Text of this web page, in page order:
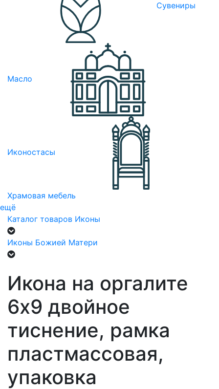
Сувениры
Масло
Иконостасы
Храмовая мебель
ещё
Каталог товаров Иконы
Иконы Божией Матери
Икона на оргалите
6х9 двойное
тиснение, рамка
пластмассовая,
упаковка